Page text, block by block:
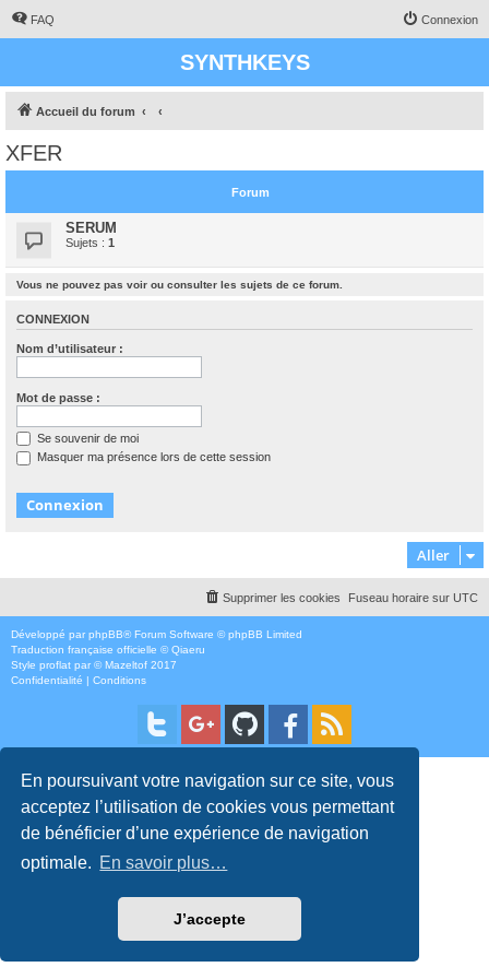
En poursuivant votre navigation sur ce site, vous
acceptez l’utilisation de cookies vous permettant
de bénéficier d’une expérience de navigation
optimale. En savoir plus…
J’accepte
FAQ Connexion
SYNTHKEYS
Accueil du forum
XFER
Forum
SERUM
Sujets : 1
Vous ne pouvez pas voir ou consulter les sujets de ce forum.
CONNEXION
Nom d’utilisateur :
Mot de passe :
Se souvenir de moi
Masquer ma présence lors de cette session
Aller
Fuseau horaire sur UTC
Supprimer les cookies
Développé par phpBB® Forum Software © phpBB Limited
Traduction française officielle ©Qiaeru
Style proflat par ©Mazeltof 2017
Confidentialité | Conditions